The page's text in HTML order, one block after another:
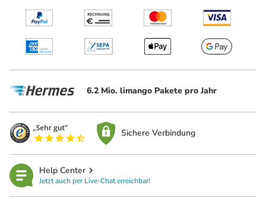
6.2 Mio. limango Pakete pro Jahr
Sichere Verbindung
Help Center
Jetzt auch per Live-Chat erreichbar!